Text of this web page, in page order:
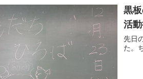
黒
活動
先日
た。